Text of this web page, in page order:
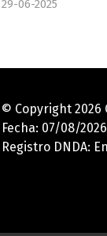
29-06-2025
© Copyright 2026
Fecha: 07/08/
Registro DNDA: